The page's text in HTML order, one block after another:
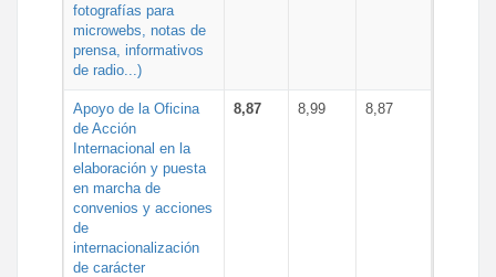
fotografías para
microwebs, notas de
prensa, informativos
de radio...)
Apoyo de la Oficina
de Acción
Internacional en la
elaboración y puesta
en marcha de
convenios y acciones
de
internacionalización
de carácter
8,87 8,99 8,87